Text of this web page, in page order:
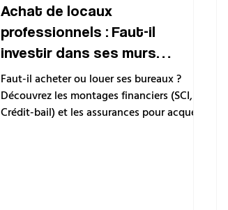
Achat de locaux
professionnels : Faut-il
investir dans ses murs
commerciaux en 2026 ?
Faut-il acheter ou louer ses bureaux ?
Découvrez les montages financiers (SCI,
Crédit-bail) et les assurances pour acquérir